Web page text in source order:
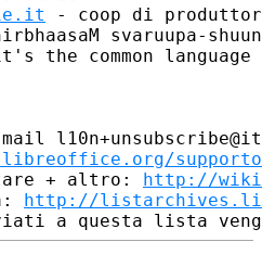
- coop di
svaruupa-
the common
+ altro: http://
http://